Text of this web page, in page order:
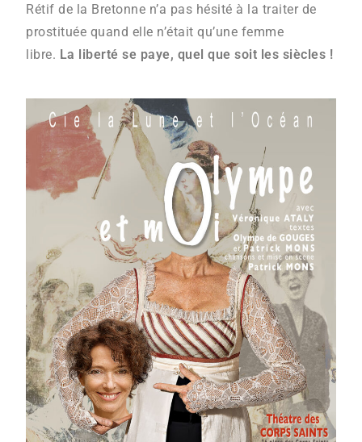
Rétif de la Bretonne n’a pas hésité à la traiter de
prostituée quand elle n’était qu’une femme
libre. La liberté se paye, quel que soit les siècles !